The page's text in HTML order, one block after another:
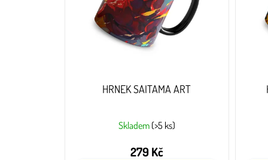
HRNEK SAITAMA ART
Skladem (>5 ks)
279 Kč